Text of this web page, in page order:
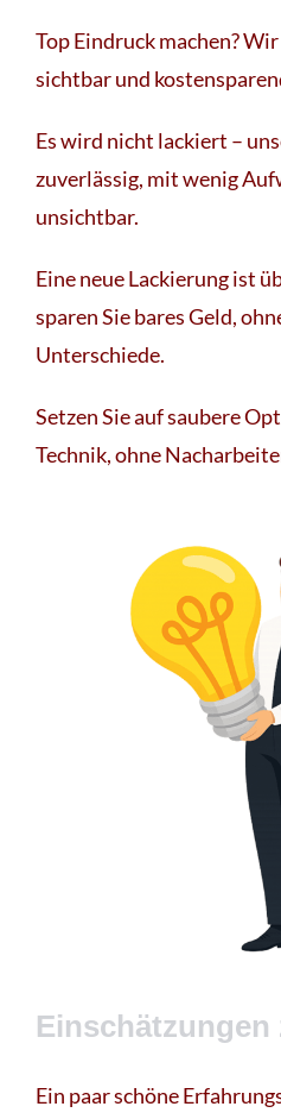
Top Eindruck machen?
sichtbar und
Es wird nicht lackiert –
zuverlässig, mit wenig
unsichtbar.
Eine neue Lackierung ist
sparen Sie bares Geld,
Unterschiede.
Setzen Sie auf saubere
Technik, ohne
Einschätzungen
Ein paar schöne